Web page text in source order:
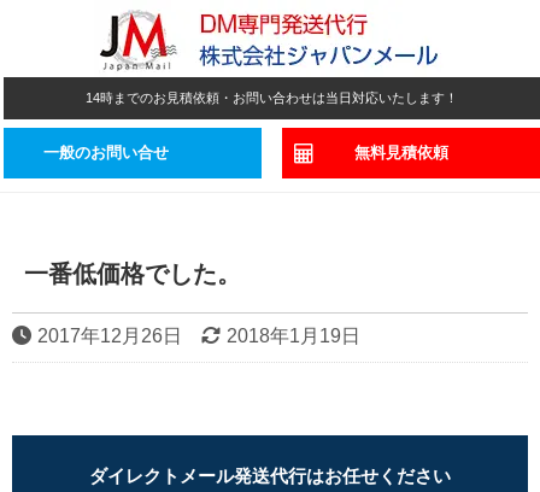
14時までのお見積依頼・お問い合わせは当日対応いたします！
一般のお問い合せ 無料見積依頼
一番低価格でした。
2017年12月26日 2018年1月19日
ダイレクトメール発送代行はお任せください